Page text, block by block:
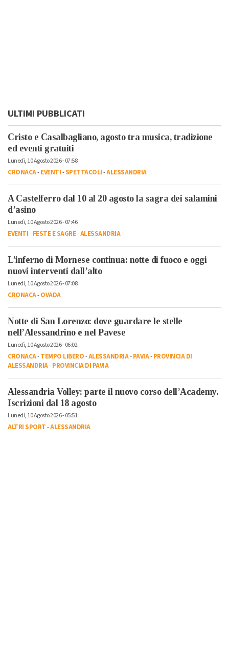
ULTIMI PUBBLICATI
Cristo e Casalbagliano, agosto tra musica, tradizione
ed eventi gratuiti
Lunedì, 10 Agosto 2026 - 07:58
CRONACA-EVENTI-SPETTACOLI-ALESSANDRIA
A Castelferro dal 10 al 20 agosto la sagra dei salamini
d’asino
Lunedì, 10 Agosto 2026 - 07:46
EVENTI-FESTE E SAGRE-ALESSANDRIA
L’inferno di Mornese continua: notte di fuoco e oggi
nuovi interventi dall’alto
Lunedì, 10 Agosto 2026 - 07:08
CRONACA-OVADA
Notte di San Lorenzo: dove guardare le stelle
nell’Alessandrino e nel Pavese
Lunedì, 10 Agosto 2026 - 06:02
CRONACA-TEMPO LIBERO-ALESSANDRIA-PAVIA-PROVINCIA DI
ALESSANDRIA-PROVINCIA DI PAVIA
Alessandria Volley: parte il nuovo corso dell’Academy.
Iscrizioni dal 18 agosto
Lunedì, 10 Agosto 2026 - 05:51
ALTRI SPORT-ALESSANDRIA